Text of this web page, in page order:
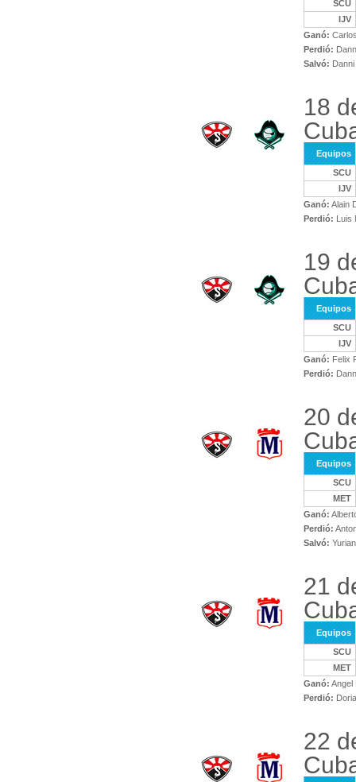
SCU
IJV
Ganó:
Perdió:
Salvó:
18
Equipos
SCU
IJV
Ganó: Alain
Perdió: Luis
19
Equipos
SCU
IJV
Ganó: Felix
Perdió:
20
Equipos
SCU
MET
Ganó:
Perdió:
Salvó:
21
Equipos
SCU
MET
Ganó: Angel
Perdió:
22